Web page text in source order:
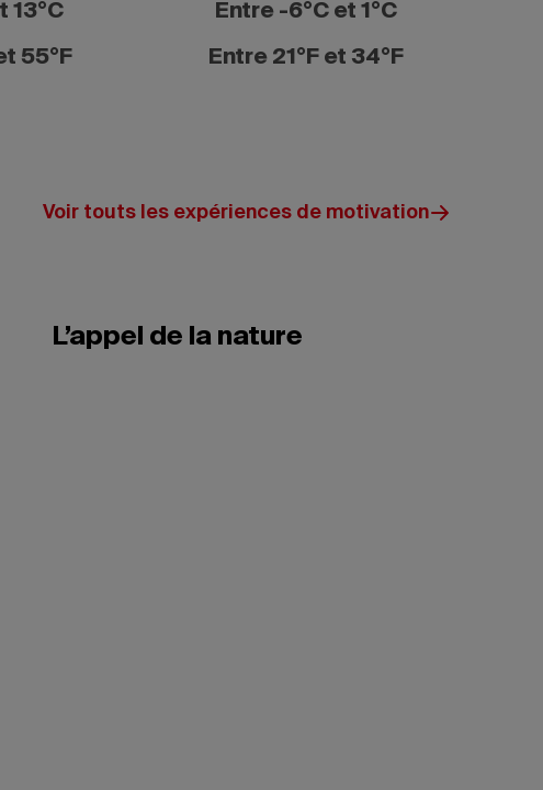
13°C
55°F
Entre -6°C et 1°C
Entre 21°F et 34°F
Voir touts les expériences de motivation
L’appel de la nature